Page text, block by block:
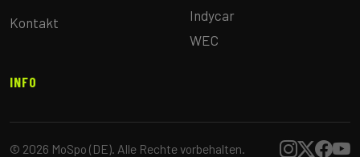
Kontakt
Indycar
WEC
INFO
© 2026 MoSpo (DE). Alle Rechte vorbehalten.